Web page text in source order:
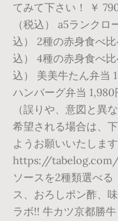
てみて下さい！ ￥
（税込） a5ランク
込） 2種の赤身食べ
込） 4種の赤身食べ
込） 美美牛たん弁当
ハンバーグ弁当
（誤りや、意図と異
希望される場合は、
ようお願いいたしま
https://tabelog.com/
ソースを2種類選べ
ス、おろしポン酢、
ラボ!! 牛カツ京都勝